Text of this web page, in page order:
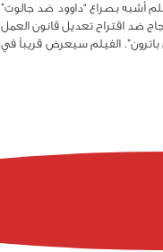
أشبه بصراع “داوود ضد جالوت”
ضد اقتراح تعديل قانون العمل
باترون”. الفيلم سيعرض قريباً في